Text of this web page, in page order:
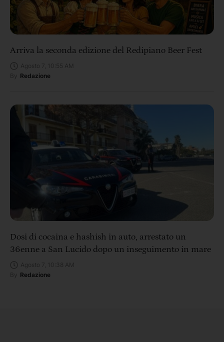
Arriva la seconda edizione del Redipiano Beer Fest
Redazione
Dosi di cocaina e hashish in auto, arrestato un
36enne a San Lucido dopo un inseguimento in mare
Redazione